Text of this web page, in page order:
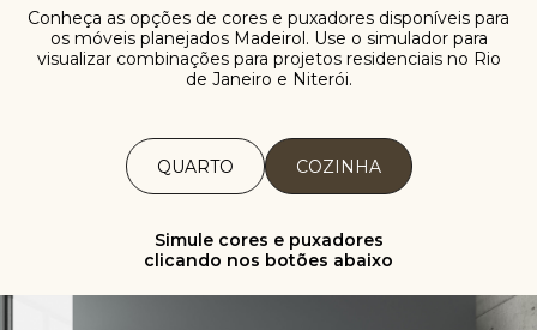
SIMULE SEU PROJETO
Conheça as opções de cores e puxadores disponíveis para
os móveis planejados Madeirol. Use o simulador para
visualizar combinações para projetos residenciais no Rio
de Janeiro e Niterói.
QUARTO COZINHA
Simule cores e puxadores
clicando nos botões abaixo